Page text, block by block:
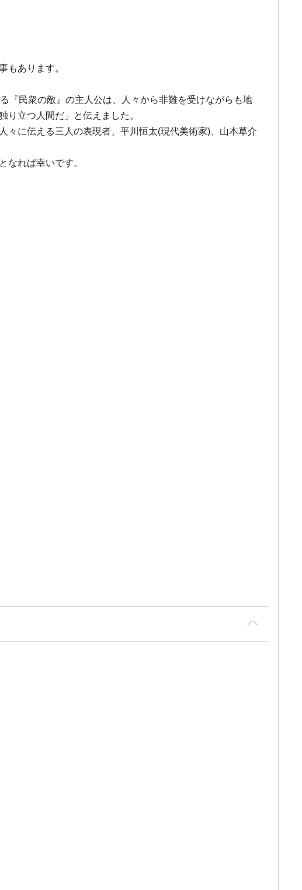
もあります。
『民衆の敵』の主人公は、人々から非難を受けながらも地
立つ人間だ」と伝えました。
々に伝える三人の表現者、平川恒太(現代美術家)、山本草介
なれば幸いです。